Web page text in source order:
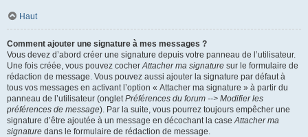
Haut
Comment ajouter une signature à mes messages ?
Vous devez d’abord créer une signature depuis votre panneau de l’utilisateur.
Une fois créée, vous pouvez cocherAttacher ma signature sur le formulaire de
rédaction de message. Vous pouvez aussi ajouter la signature par défaut à
tous vos messages en activant l’option « Attacher ma signature » à partir du
panneau de l’utilisateur (ongletPréférences du forum --> Modifier les
préférences de message). Par la suite, vous pourrez toujours empêcher une
signature d’être ajoutée à un message en décochant la caseAttacher ma
signature dans le formulaire de rédaction de message.